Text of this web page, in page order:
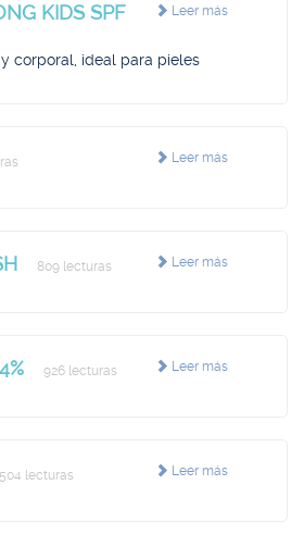
Leer más
KIDS SPF
corporal, ideal para pieles
Leer más
Leer más
809 lecturas
Leer más
926 lecturas
Leer más
504 lecturas